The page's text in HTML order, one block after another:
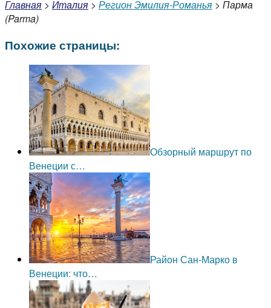
Главная > Италия > Регион Эмилия-Романья > Парма
(Parma)
Похожие страницы:
Обзорный маршрут по
Венеции с…
Район Сан-Марко в
Венеции: что…